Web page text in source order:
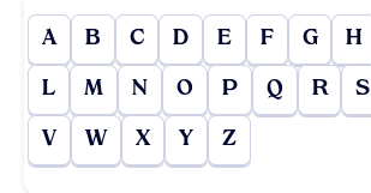
A B C D E F G H
L M N O P Q R S
V W X Y Z